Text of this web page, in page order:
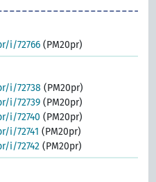
i/72766 (PM20pr)
i/72738 (PM20pr)
i/72739 (PM20pr)
i/72740 (PM20pr)
i/72741 (PM20pr)
i/72742 (PM20pr)